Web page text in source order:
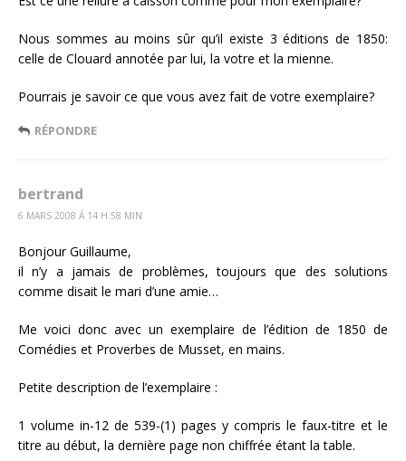
Nous sommes au moins sûr qu’il existe 3 éditions de 1850:
celle de Clouard annotée par lui, la votre et la mienne.
Pourrais je savoir ce que vous avez fait de votre exemplaire?
RÉPONDRE
bertrand
6 MARS 2008 Á 14 H 58 MIN
Bonjour Guillaume,
il n’y a jamais de problèmes, toujours que des solutions
comme disait le mari d’une amie…
Me voici donc avec un exemplaire de l’édition de 1850 de
Comédies et Proverbes de Musset, en mains.
Petite description de l’exemplaire :
1 volume in-12 de 539-(1) pages y compris le faux-titre et le
titre au début, la dernière page non chiffrée étant la table.